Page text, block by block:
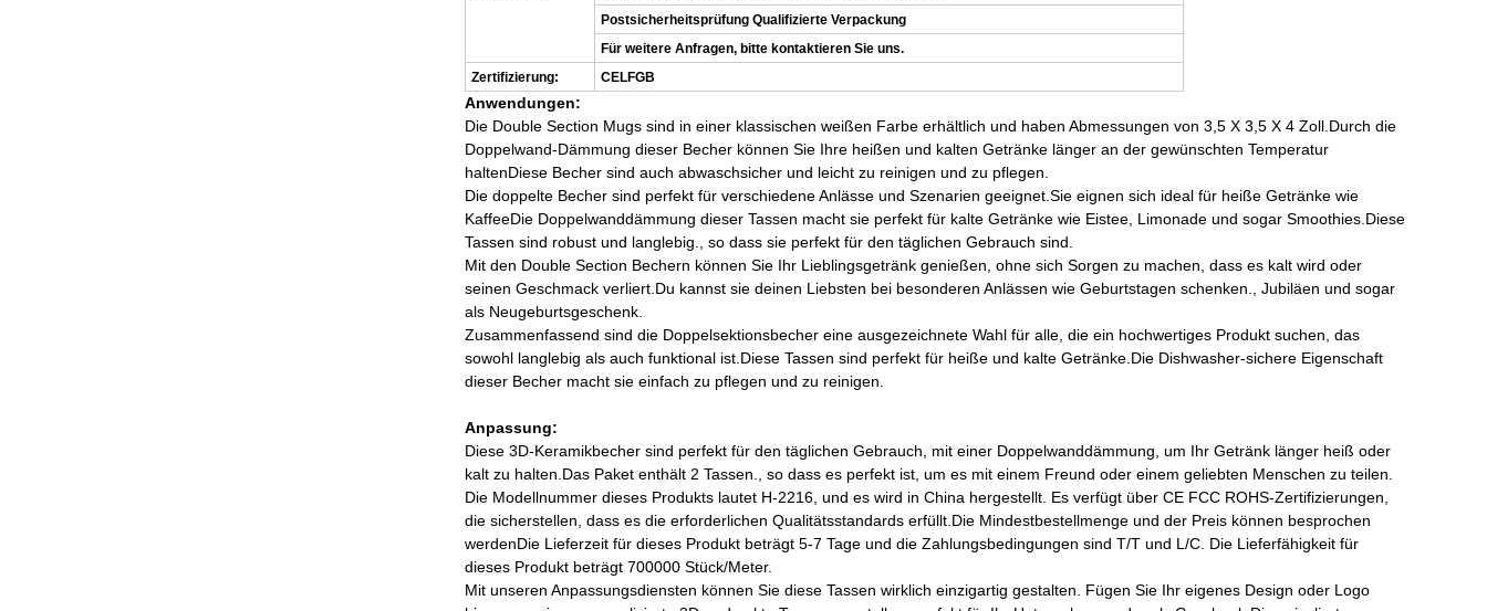
Postsicherheitsprüfung Qualifizierte Verpackung
Für weitere Anfragen, bitte kontaktieren Sie uns.
Zertifizierung:
CELFGB
Anwendungen:
Die Double Section Mugs sind in einer klassischen weißen Farbe erhältlich und haben Abmessungen von 3,5 X 3,5 X 4 Zoll.Durch die
Doppelwand-Dämmung dieser Becher können Sie Ihre heißen und kalten Getränke länger an der gewünschten Temperatur
haltenDiese Becher sind auch abwaschsicher und leicht zu reinigen und zu pflegen.
Die doppelte Becher sind perfekt für verschiedene Anlässe und Szenarien geeignet.Sie eignen sich ideal für heiße Getränke wie
KaffeeDie Doppelwanddämmung dieser Tassen macht sie perfekt für kalte Getränke wie Eistee, Limonade und sogar Smoothies.Diese
Tassen sind robust und langlebig., so dass sie perfekt für den täglichen Gebrauch sind.
Mit den Double Section Bechern können Sie Ihr Lieblingsgetränk genießen, ohne sich Sorgen zu machen, dass es kalt wird oder
seinen Geschmack verliert.Du kannst sie deinen Liebsten bei besonderen Anlässen wie Geburtstagen schenken., Jubiläen und sogar
als Neugeburtsgeschenk.
Zusammenfassend sind die Doppelsektionsbecher eine ausgezeichnete Wahl für alle, die ein hochwertiges Produkt suchen, das
sowohl langlebig als auch funktional ist.Diese Tassen sind perfekt für heiße und kalte Getränke.Die Dishwasher-sichere Eigenschaft
dieser Becher macht sie einfach zu pflegen und zu reinigen.
Anpassung:
Diese 3D-Keramikbecher sind perfekt für den täglichen Gebrauch, mit einer Doppelwanddämmung, um Ihr Getränk länger heiß oder
kalt zu halten.Das Paket enthält 2 Tassen., so dass es perfekt ist, um es mit einem Freund oder einem geliebten Menschen zu teilen.
Die Modellnummer dieses Produkts lautet H-2216, und es wird in China hergestellt. Es verfügt über CE FCC ROHS-Zertifizierungen,
die sicherstellen, dass es die erforderlichen Qualitätsstandards erfüllt.Die Mindestbestellmenge und der Preis können besprochen
werdenDie Lieferzeit für dieses Produkt beträgt 5-7 Tage und die Zahlungsbedingungen sind T/T und L/C. Die Lieferfähigkeit für
dieses Produkt beträgt 700000 Stück/Meter.
Mit unseren Anpassungsdiensten können Sie diese Tassen wirklich einzigartig gestalten. Fügen Sie Ihr eigenes Design oder Logo